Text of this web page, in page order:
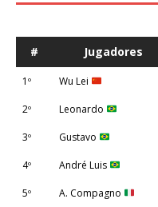
# Jugadores
1º Wu Lei
2º Leonardo
3º Gustavo
4º André Luis
5º A. Compagno